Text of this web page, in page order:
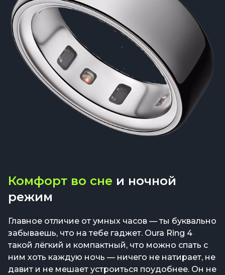
Комфорт во сне и ночной
режим
Главное отличие от умных часов — ты буквально
забываешь, что на тебе гаджет. Oura Ring 4
такой лёгкий и компактный, что можно спать с
ним хоть каждую ночь — ничего не натирает, не
давит и не мешает устроиться поудобнее. Он не